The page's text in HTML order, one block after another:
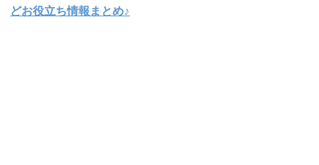
どお役立ち情報まとめ♪